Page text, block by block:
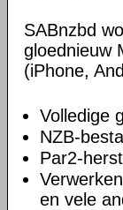
SABnzbd
gloednieuw
(iPhone,
Volledige
NZB-
Par2-
en vele